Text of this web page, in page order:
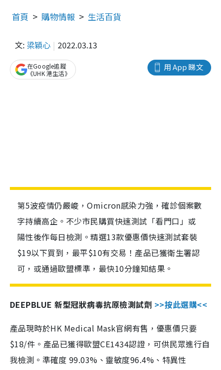
首頁 購物情報 生活百貨
文: 梁穎心 2022.03.13
用 App 睇文
在Google追蹤
《UHK 港生活》
第5波疫情仍嚴峻，Omicron感染力強，確診個案數
字持續高企。不少市民購買快速測試「看門口」或
陽性後作每日檢測。精選13款優惠價快速測試套裝
$19以下買到，最平$10有交易！產品已獲衛生署認
可，或通過歐盟標準，最快10分鐘知結果。
DEEPBLUE 新型冠狀病毒抗原檢測試劑 >>按此選購<<
產品現時於HK Medical Mask官網有售，優惠價只要
$18/件。產品已獲得歐盟CE1434認證，可供民眾進行自
我檢測。準確度 99.03%、靈敏度96.4%、特異性